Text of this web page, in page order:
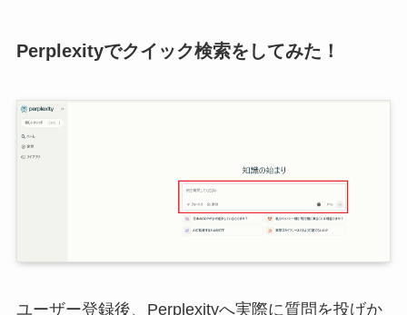
Perplexityでクイック検索をしてみた！
ユーザー登録後、Perplexityへ実際に質問を投げか